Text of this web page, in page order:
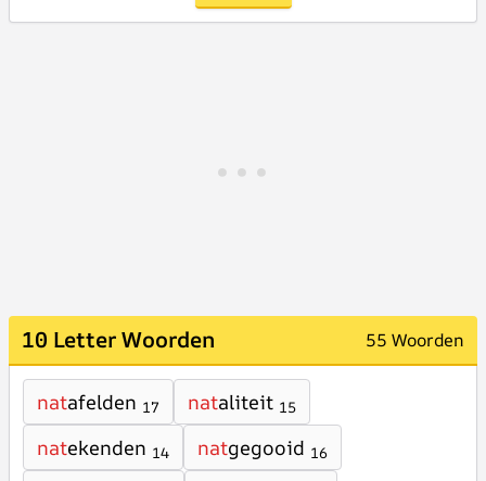
10 Letter Woorden 55 Woorden
natafelden 17 nataliteit 15
natekenden 14 natgegooid 16